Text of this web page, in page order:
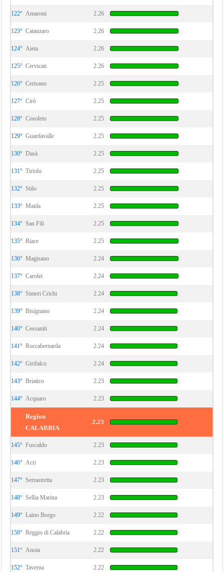
122° Amaroni 2.26
123° Catanzaro 2.26
124° Aieta 2.26
125° Cervicati 2.26
126° Cerisano 2.25
127° Cirò 2.25
128° Cosoleto 2.25
129° Guardavalle 2.25
130° Dasà 2.25
131° Tiriolo 2.25
132° Stilo 2.25
133° Maida 2.25
134° San Fili 2.25
135° Riace 2.25
136° Magisano 2.24
137° Carolei 2.24
138° Simeri Crichi 2.24
139° Bisignano 2.24
140° Cessaniti 2.24
141° Roccabernarda 2.24
142° Girifalco 2.24
143° Briatico 2.23
144° Acquaro 2.23
Region
CALABRIA
2.23
145° Fuscaldo 2.23
146° Acri 2.23
147° Serrastretta 2.23
148° Sellia Marina 2.23
149° Laino Borgo 2.22
150° Reggio di Calabria 2.22
151° Anoia 2.22
152° Taverna 2.22